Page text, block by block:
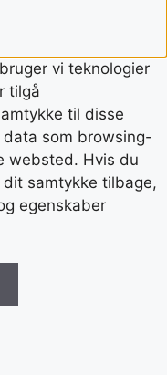
vi teknologier
tilgå
til disse
som browsing-
websted. Hvis du
samtykke tilbage,
egenskaber